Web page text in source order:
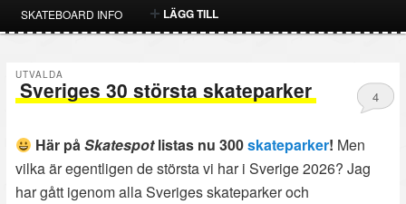
TILL
PRIMÄRT
TILL
SEKUNDÄRT
SKATEBOARD INFO LÄGG TILL
Sveriges 30 största skateparker
UTVALDA
4
Här påSkatespotlistas nu 300skateparker! Men
vilka är egentligen de största vi har i Sverige 2026? Jag
har gått igenom alla Sveriges skateparker och